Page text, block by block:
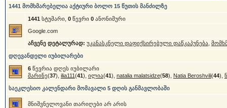
1441 მომხმარებელია აქტიური ბოლო 15 წუთის მანძილზე
1441 სტუმარი, 0წევრი 0ანონიმური
Google.com
აჩვენე დეტალურად: უკანასკნელი დაფიქსირებული დაწკაპუნება
დღევანდელი იუბილარები
6წევრია დღეს იუბილარი
მარინე(37), ilia111(41), ილია(41), natalia malatsidze(58), Natia Beroshvili(44),
საეკლესიო კალენდარი მომავალი 5 დღის განმავლობაში
მნიშვნელოვანი თარიღები არ არის